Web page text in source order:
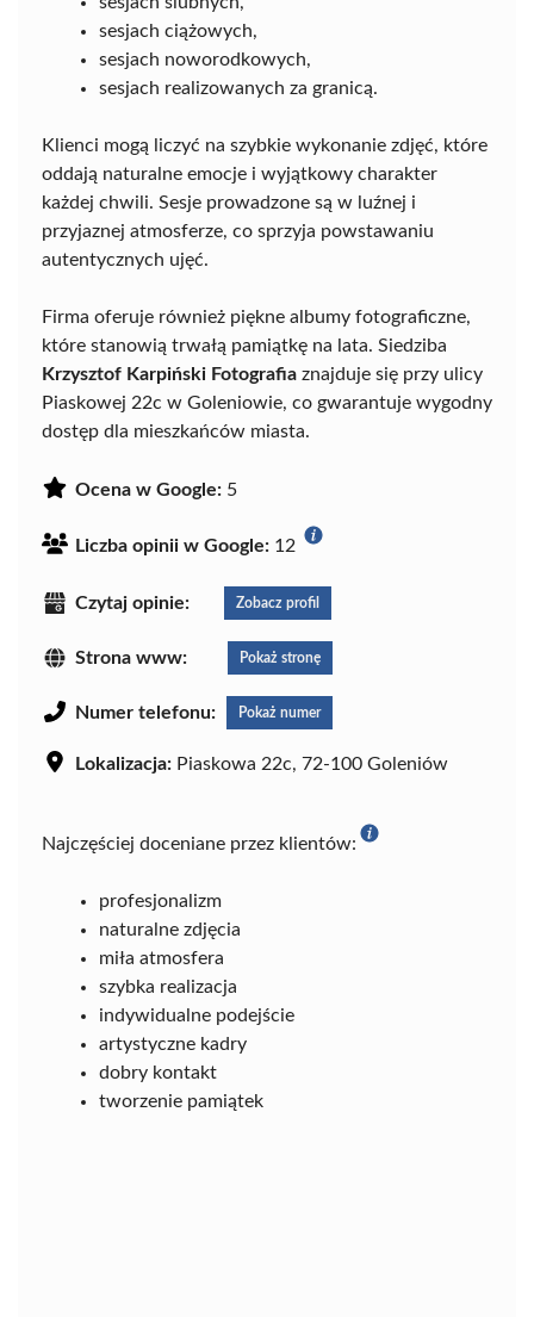
sesjach ciążowych,
sesjach noworodkowych,
sesjach realizowanych za granicą.
Klienci mogą liczyć na szybkie wykonanie zdjęć, które
oddają naturalne emocje i wyjątkowy charakter
każdej chwili. Sesje prowadzone są w luźnej i
przyjaznej atmosferze, co sprzyja powstawaniu
autentycznych ujęć.
Firma oferuje również piękne albumy fotograficzne,
które stanowią trwałą pamiątkę na lata. Siedziba
Krzysztof Karpiński Fotografia znajduje się przy ulicy
Piaskowej 22c w Goleniowie, co gwarantuje wygodny
dostęp dla mieszkańców miasta.
Ocena w Google: 5
Liczba opinii w Google: 12
Czytaj opinie: Zobacz profil
Strona www: Pokaż stronę
Numer telefonu: Pokaż numer
Lokalizacja: Piaskowa 22c, 72-100 Goleniów
Najczęściej doceniane przez klientów:
profesjonalizm
naturalne zdjęcia
miła atmosfera
szybka realizacja
indywidualne podejście
artystyczne kadry
dobry kontakt
tworzenie pamiątek